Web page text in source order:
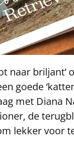
naar briljant’
goede
met Diana
de
lekker voor